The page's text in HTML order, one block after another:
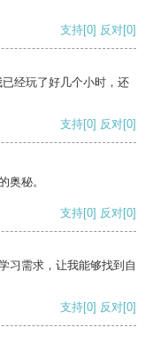
支持[0] 反对[0]
经玩了好几个小时，还
支持[0] 反对[0]
奥秘。
支持[0] 反对[0]
习需求，让我能够找到自
支持[0] 反对[0]